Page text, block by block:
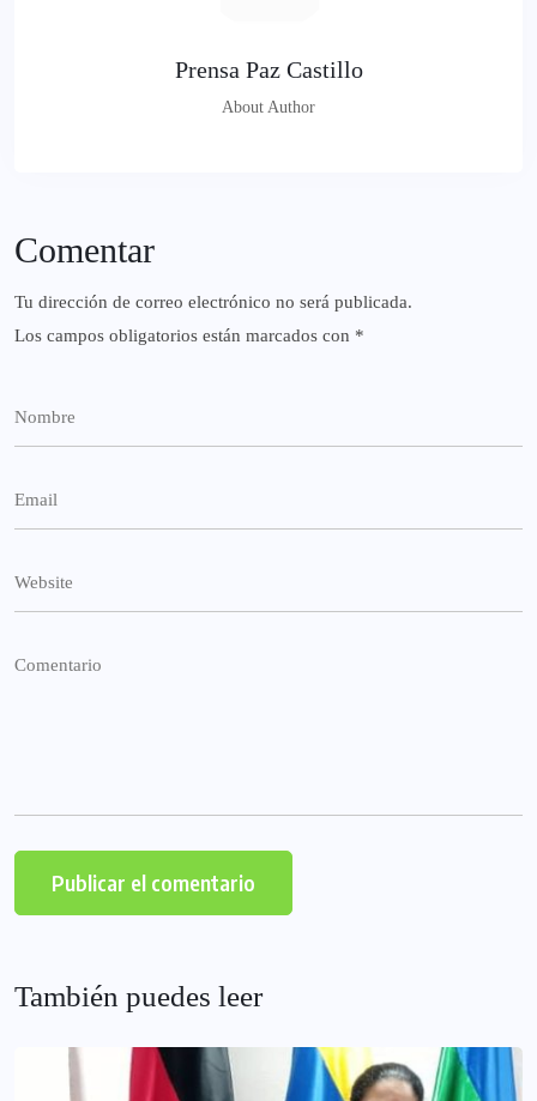
Prensa Paz Castillo
About Author
Comentar
Tu dirección de correo electrónico no será publicada.
Los campos obligatorios están marcados con *
También puedes leer